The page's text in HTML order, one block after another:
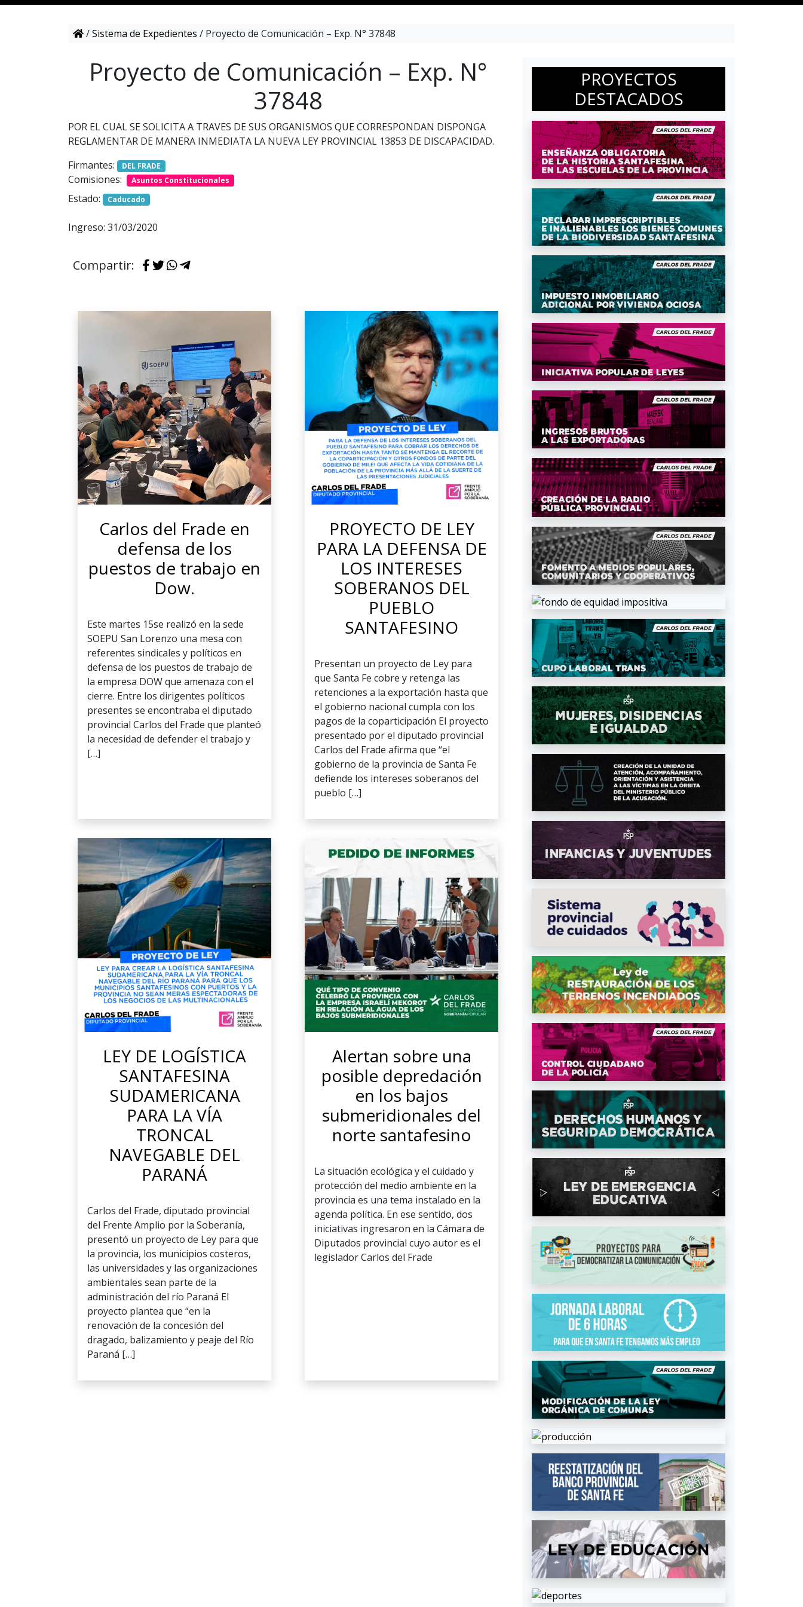
/Sistema de Expedientes / Proyecto de Comunicación – Exp. N° 37848
Proyecto de Comunicación – Exp. N°
37848
POR EL CUAL SE SOLICITA A TRAVES DE SUS ORGANISMOS QUE CORRESPONDAN DISPONGA
REGLAMENTAR DE MANERA INMEDIATA LA NUEVA LEY PROVINCIAL 13853 DE DISCAPACIDAD.
Firmantes:
DEL FRADE
Comisiones: Asuntos Constitucionales
Estado: Caducado
Ingreso: 31/03/2020
Compartir:
Carlos del Frade en
defensa de los
puestos de trabajo en
Dow.
Este martes 15se realizó en la sede
SOEPU San Lorenzo una mesa con
referentes sindicales y políticos en
defensa de los puestos de trabajo de
la empresa DOW que amenaza con el
cierre. Entre los dirigentes políticos
presentes se encontraba el diputado
provincial Carlos del Frade que planteó
la necesidad de defender el trabajo y
[…]
PROYECTO DE LEY
PARA LA DEFENSA DE
LOS INTERESES
SOBERANOS DEL
PUEBLO
SANTAFESINO
Presentan un proyecto de Ley para
que Santa Fe cobre y retenga las
retenciones a la exportación hasta que
el gobierno nacional cumpla con los
pagos de la coparticipación El proyecto
presentado por el diputado provincial
Carlos del Frade afirma que “el
gobierno de la provincia de Santa Fe
defiende los intereses soberanos del
pueblo […]
LEY DE LOGÍSTICA
SANTAFESINA
SUDAMERICANA
PARA LA VÍA
TRONCAL
NAVEGABLE DEL
PARANÁ
Carlos del Frade, diputado provincial
del Frente Amplio por la Soberanía,
presentó un proyecto de Ley para que
la provincia, los municipios costeros,
las universidades y las organizaciones
ambientales sean parte de la
administración del río Paraná El
proyecto plantea que “en la
renovación de la concesión del
dragado, balizamiento y peaje del Río
Paraná […]
Alertan sobre una
posible depredación
en los bajos
submeridionales del
norte santafesino
La situación ecológica y el cuidado y
protección del medio ambiente en la
provincia es una tema instalado en la
agenda política. En ese sentido, dos
iniciativas ingresaron en la Cámara de
Diputados provincial cuyo autor es el
legislador Carlos del Frade
PROYECTOS
DESTACADOS